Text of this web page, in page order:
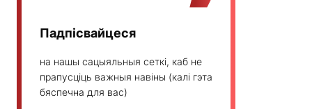
Падпісвайцеся
на нашы сацыяльныя сеткі, каб не
прапусціць важныя навіны (калі гэта
бяспечна для вас)